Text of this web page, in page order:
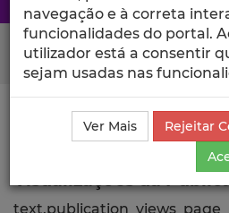
Search Button
Ciência_Iscte Publicações
Publicação
Visualizações
text.publication_views_page
navegação e à correta
funcionalidades do portal.
utilizador está a consentir
sejam usadas nas
Ver Mais
Rejeitar